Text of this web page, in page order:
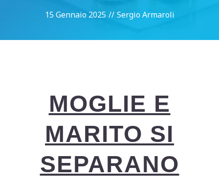
15 Gennaio 2025 // Sergio Armaroli
MOGLIE E
MARITO SI
SEPARANO